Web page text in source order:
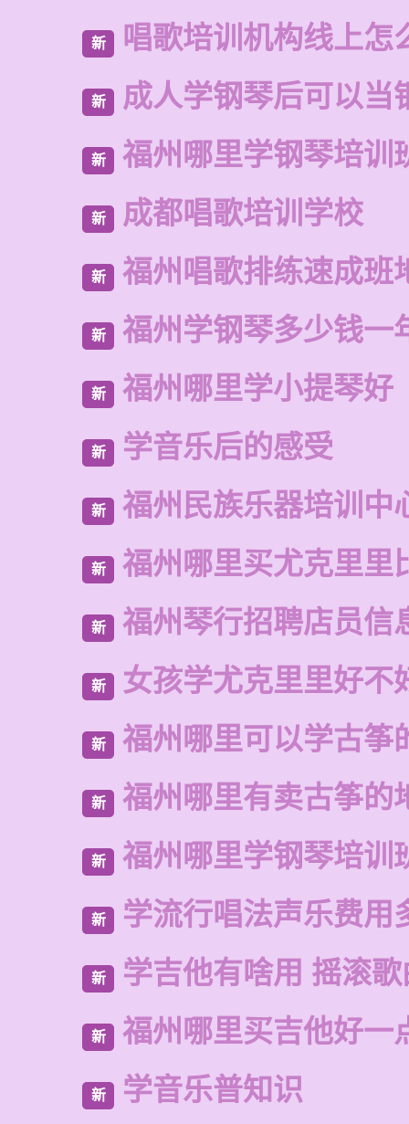
新 唱歌培训机构线上怎
新 成人学钢琴后可以当
新 福州哪里学钢琴培训
新 成都唱歌培训学校
新 福州唱歌排练速成班
新 福州学钢琴多少钱一
新 福州哪里学小提琴好
新 学音乐后的感受
新 福州民族乐器培训中
新 福州哪里买尤克里里
新 福州琴行招聘店员信
新 女孩学尤克里里好不
新 福州哪里可以学古筝
新 福州哪里有卖古筝的
新 福州哪里学钢琴培训
新 学流行唱法声乐费用
新 学吉他有啥用 摇滚歌
新 福州哪里买吉他好一
新 学音乐普知识